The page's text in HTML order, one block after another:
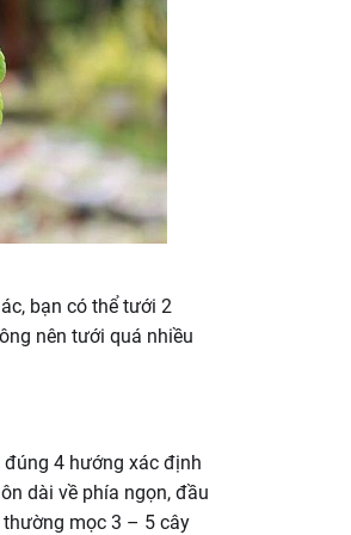
bạn có thể tưới 2
nên tưới quá nhiều
4 hướng xác định
dài về phía ngọn, đầu
mọc 3 – 5 cây